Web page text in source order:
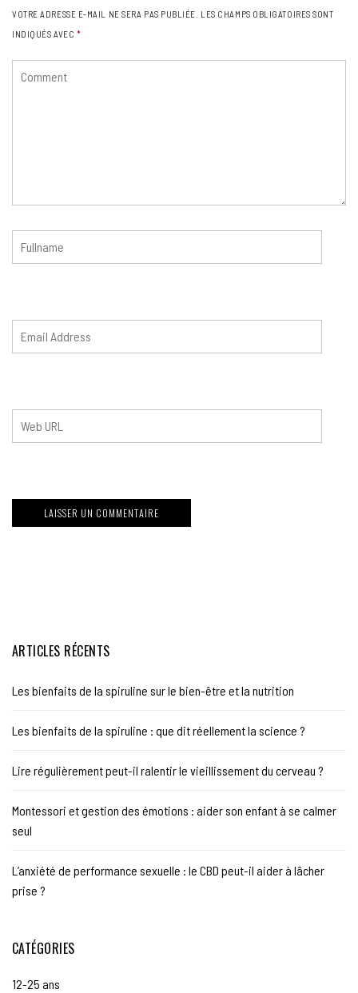
VOTRE ADRESSE E-MAIL NE SERA PAS PUBLIÉE.
LES CHAMPS OBLIGATOIRES SONT
INDIQUÉS AVEC *
ARTICLES RÉCENTS
Les bienfaits de la spiruline sur le bien-être et la nutrition
Les bienfaits de la spiruline : que dit réellement la science ?
Lire régulièrement peut-il ralentir le vieillissement du cerveau ?
Montessori et gestion des émotions : aider son enfant à se calmer
seul
L’anxiété de performance sexuelle : le CBD peut-il aider à lâcher
prise ?
CATÉGORIES
12-25 ans